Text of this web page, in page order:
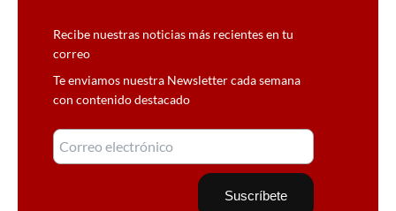
Recibe nuestras noticias más recientes en tu
correo
Te enviamos nuestra Newsletter cada semana
con contenido destacado